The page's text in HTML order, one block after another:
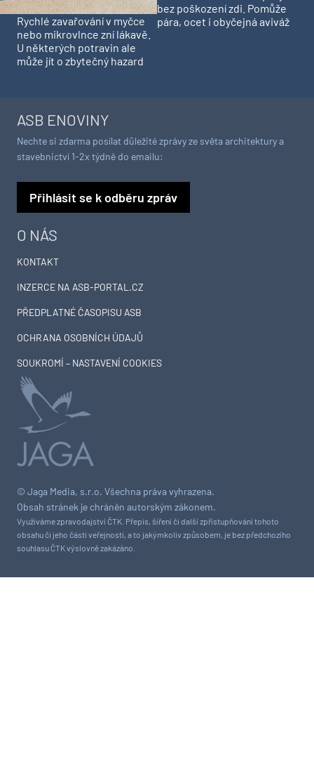
Rychlé zavařování v myčce
nebo mikrovlnce zní lákavě.
U některých potravin ale
může jít o zbytečný hazard
bez poškození zdi. Pomůže
pára, ocet i obyčejná aviváž
© Jaga Media, s.r.o. Všechna práva vyhrazena.
Obsah stránek je chráněn autorským zákonem.
Využíváme zpravodajství ČTK. Přepis, šíření či další zpřístupňování tohoto
obsahu či jeho části veřejnosti, a to jakýmkoliv způsobem, je bez předchozího
souhlasu ČTK výslovně zakázáno.
O NÁS
KONTAKT
INZERCE NA ASB-PORTAL.CZ
PŘEDPLATNÉ ČASOPISU ASB
OCHRANA OSOBNÍCH ÚDAJŮ
SOUKROMÍ – NASTAVENÍ COOKIES
ASB ENOVINY
Nechte si zdarma posílat důležité zprávy ze světa architektury a
stavebnictví 1-2x týdně do emailu:
Přihlásit se k odběru zpráv